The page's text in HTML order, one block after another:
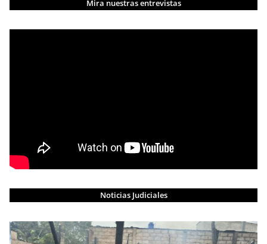
Mira nuestras entrevistas
Noticias Judiciales